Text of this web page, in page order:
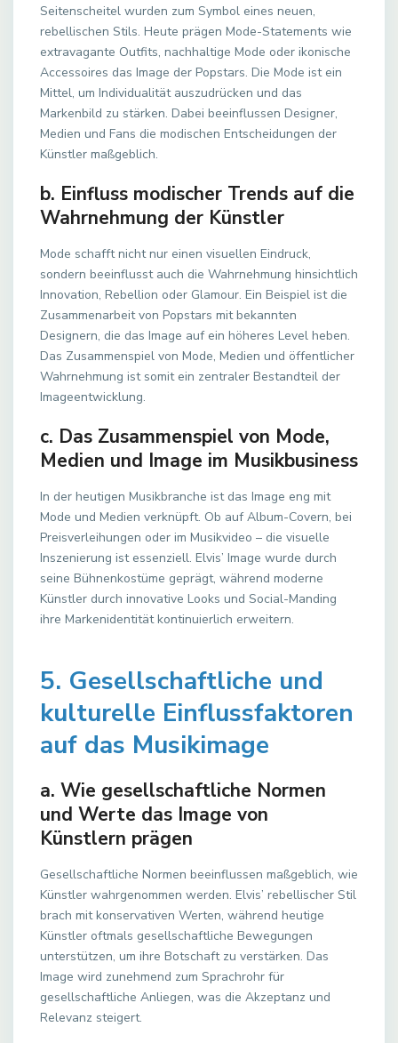
Seitenscheitel wurden zum Symbol eines neuen,
rebellischen Stils. Heute prägen Mode-Statements wie
extravagante Outfits, nachhaltige Mode oder ikonische
Accessoires das Image der Popstars. Die Mode ist ein
Mittel, um Individualität auszudrücken und das
Markenbild zu stärken. Dabei beeinflussen Designer,
Medien und Fans die modischen Entscheidungen der
Künstler maßgeblich.
b. Einfluss modischer Trends auf die
Wahrnehmung der Künstler
Mode schafft nicht nur einen visuellen Eindruck,
sondern beeinflusst auch die Wahrnehmung hinsichtlich
Innovation, Rebellion oder Glamour. Ein Beispiel ist die
Zusammenarbeit von Popstars mit bekannten
Designern, die das Image auf ein höheres Level heben.
Das Zusammenspiel von Mode, Medien und öffentlicher
Wahrnehmung ist somit ein zentraler Bestandteil der
Imageentwicklung.
c. Das Zusammenspiel von Mode,
Medien und Image im Musikbusiness
In der heutigen Musikbranche ist das Image eng mit
Mode und Medien verknüpft. Ob auf Album-Covern, bei
Preisverleihungen oder im Musikvideo – die visuelle
Inszenierung ist essenziell. Elvis’ Image wurde durch
seine Bühnenkostüme geprägt, während moderne
Künstler durch innovative Looks und Social-Manding
ihre Markenidentität kontinuierlich erweitern.
5. Gesellschaftliche und
kulturelle Einflussfaktoren
auf das Musikimage
a. Wie gesellschaftliche Normen
und Werte das Image von
Künstlern prägen
Gesellschaftliche Normen beeinflussen maßgeblich, wie
Künstler wahrgenommen werden. Elvis’ rebellischer Stil
brach mit konservativen Werten, während heutige
Künstler oftmals gesellschaftliche Bewegungen
unterstützen, um ihre Botschaft zu verstärken. Das
Image wird zunehmend zum Sprachrohr für
gesellschaftliche Anliegen, was die Akzeptanz und
Relevanz steigert.